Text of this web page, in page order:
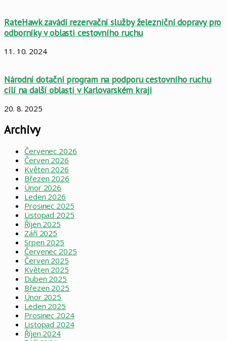
RateHawk zavádí rezervační služby železniční dopravy pro
odborníky v oblasti cestovního ruchu
11. 10. 2024
Národní dotační program na podporu cestovního ruchu
cílí na další oblasti v Karlovarském kraji
20. 8. 2025
Archivy
Červenec 2026
Červen 2026
Květen 2026
Březen 2026
Únor 2026
Leden 2026
Prosinec 2025
Listopad 2025
Říjen 2025
Září 2025
Srpen 2025
Červenec 2025
Červen 2025
Květen 2025
Duben 2025
Březen 2025
Únor 2025
Leden 2025
Prosinec 2024
Listopad 2024
Říjen 2024